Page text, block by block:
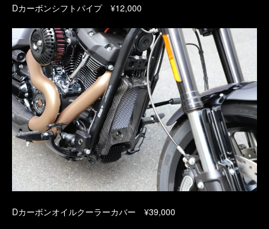
Dカーボンシフトパイプ ¥12,000
Dカーボンオイルクーラーカバー ¥39,000